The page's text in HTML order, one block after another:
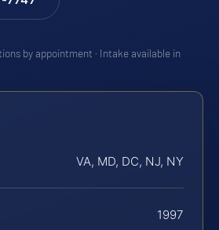
by appointment · Intake available in
VA, MD, DC, NJ, NY
1997